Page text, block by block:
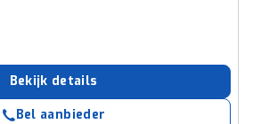
Bekijk details
Bel aanbieder